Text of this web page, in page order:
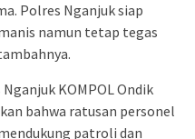
Polres Nganjuk siap
namun tetap tegas
KOMPOL Ondik
bahwa ratusan personel
patroli dan